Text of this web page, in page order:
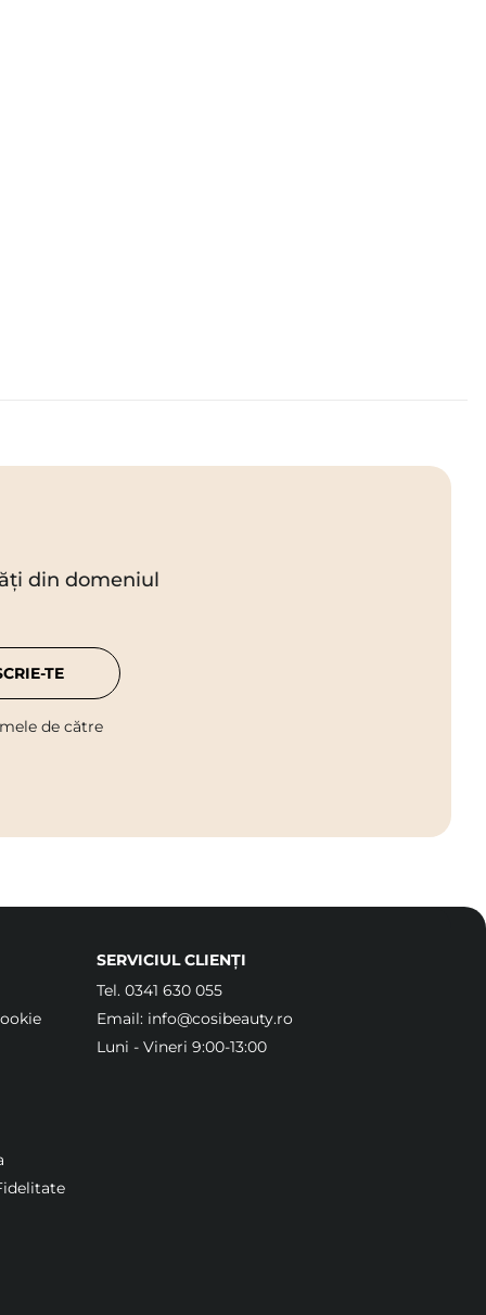
din domeniul
de către
TE
SERVICIUL CLIENȚI
Tel. 0341 630 055
Email: info@cosibeauty.ro
Luni - Vineri 9:00-13:00